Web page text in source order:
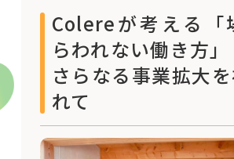
Colereが考える「
らわれない働き方」
さらなる事業拡大
れて